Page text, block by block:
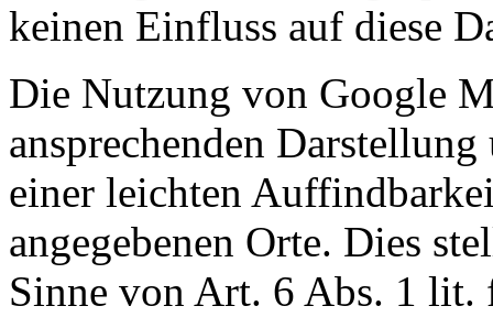
keinen Einfluss auf diese
Die Nutzung von Google
ansprechenden
einer leichten
angegebenen Orte. Dies
Sinne von Art. 6 Abs. 1 lit.